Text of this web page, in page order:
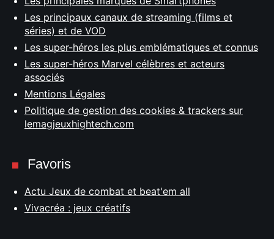
Les principaux canaux de streaming (films et
séries) et de VOD
Les super-héros les plus emblématiques et connus
Les super-héros Marvel célèbres et acteurs
associés
Mentions Légales
Politique de gestion des cookies & trackers sur
lemagjeuxhightech.com
Favoris
Actu Jeux de combat et beat'em all
Vivacréa : jeux créatifs